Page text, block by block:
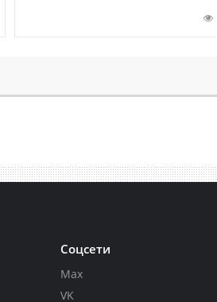
Соцсети
Max
VK